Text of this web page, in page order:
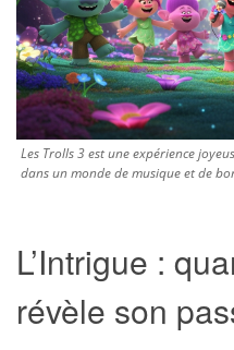
Les Trolls 3 est une expérience
dans un monde de musique et de
L’Intrigue :
révèle son